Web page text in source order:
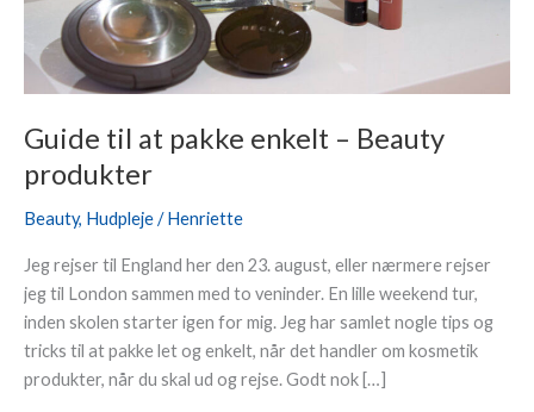
Guide til at pakke enkelt – Beauty
produkter
Beauty, Hudpleje/Henriette
Jeg rejser til England her den 23. august, eller nærmere rejser
jeg til London sammen med to veninder. En lille weekend tur,
inden skolen starter igen for mig. Jeg har samlet nogle tips og
tricks til at pakke let og enkelt, når det handler om kosmetik
produkter, når du skal ud og rejse. Godt nok […]